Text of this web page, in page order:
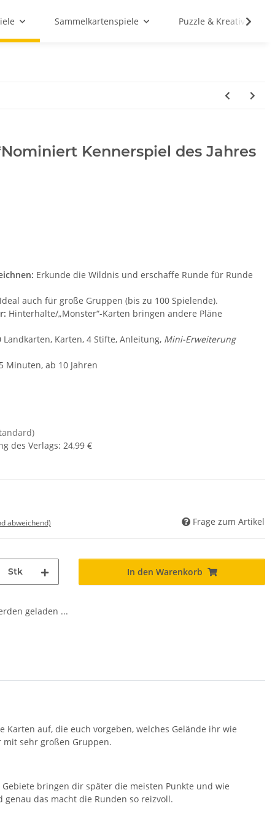
Sammelkartenspiele Puzzle & Kreativ
Kennerspiel des Jahres
Erkunde die Wildnis und erschaffe Runde für Runde
Ideal auch für große Gruppen (bis zu 100 Spielende).
Hinterhalte/„Monster“-Karten bringen andere Pläne
Landkarten, Karten, 4 Stifte, Anleitung, Mini-Erweiterung
Minuten, ab 10 Jahren
des Verlags: 24,99 €
abweichend) Frage zum Artikel
Stk In den Warenkorb
geladen ...
Karten auf, die euch vorgeben, welches Gelände ihr wie
sehr großen Gruppen.
Gebiete bringen dir später die meisten Punkte und wie
das macht die Runden so reizvoll.